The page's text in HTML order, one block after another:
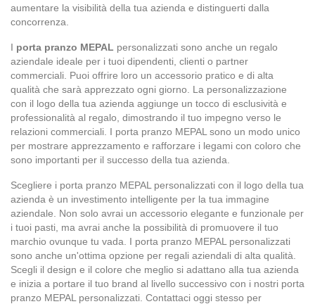
aumentare la visibilità della tua azienda e distinguerti dalla
concorrenza.
I porta pranzo MEPAL personalizzati sono anche un regalo
aziendale ideale per i tuoi dipendenti, clienti o partner
commerciali. Puoi offrire loro un accessorio pratico e di alta
qualità che sarà apprezzato ogni giorno. La personalizzazione
con il logo della tua azienda aggiunge un tocco di esclusività e
professionalità al regalo, dimostrando il tuo impegno verso le
relazioni commerciali. I porta pranzo MEPAL sono un modo unico
per mostrare apprezzamento e rafforzare i legami con coloro che
sono importanti per il successo della tua azienda.
Scegliere i porta pranzo MEPAL personalizzati con il logo della tua
azienda è un investimento intelligente per la tua immagine
aziendale. Non solo avrai un accessorio elegante e funzionale per
i tuoi pasti, ma avrai anche la possibilità di promuovere il tuo
marchio ovunque tu vada. I porta pranzo MEPAL personalizzati
sono anche un'ottima opzione per regali aziendali di alta qualità.
Scegli il design e il colore che meglio si adattano alla tua azienda
e inizia a portare il tuo brand al livello successivo con i nostri porta
pranzo MEPAL personalizzati. Contattaci oggi stesso per